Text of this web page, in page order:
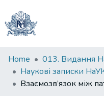
Communities
&
Collections
Home
013. Видання